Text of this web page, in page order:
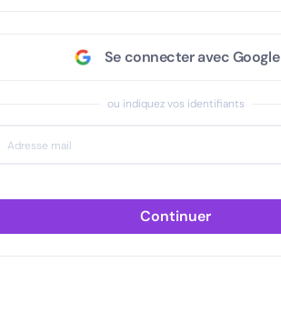
Se connecter avec Google
ou indiquez vos identifiants
Continuer